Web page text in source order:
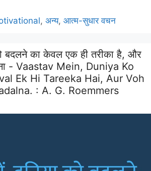
,अन्य,आत्म-सुधार वचन
बदलने का केवल एक ही तरीका है, और
- Vaastav Mein, Duniya Ko
Ek Hi Tareeka Hai, Aur Voh
: A. G. Roemmers